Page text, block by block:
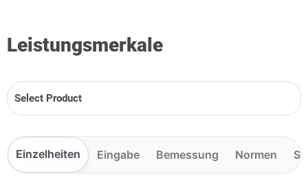
Leistungsmerkale
Select Product
Einzelheiten Eingabe Bemessung Normen